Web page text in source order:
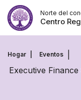
Saltar
contenido
Norte del
Centro
Hogar Eventos
Executive